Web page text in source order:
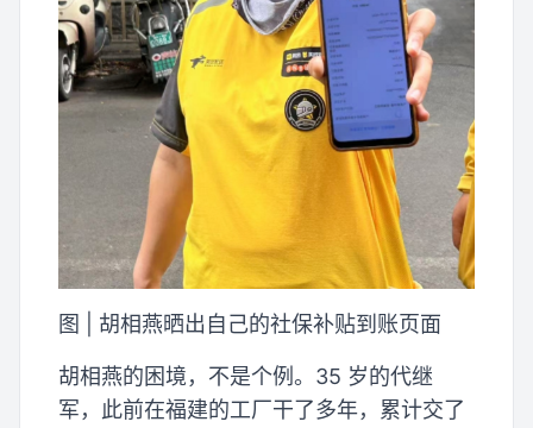
图 | 胡相燕晒出自己的社保补贴到账页面
胡相燕的困境，不是个例。35 岁的代继
军，此前在福建的工厂干了多年，累计交了